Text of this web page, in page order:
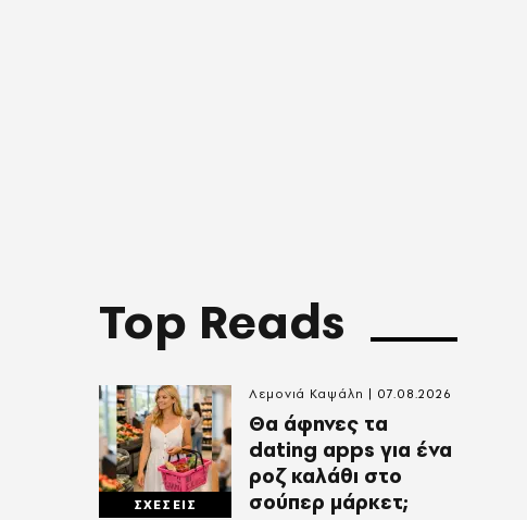
Top Reads
ΣΧΕΣΕΙΣ
Θα άφηνες τα
dating apps για ένα
ροζ καλάθι στο
σούπερ μάρκετ;
Λεμονιά Καψάλη 07.08.2026